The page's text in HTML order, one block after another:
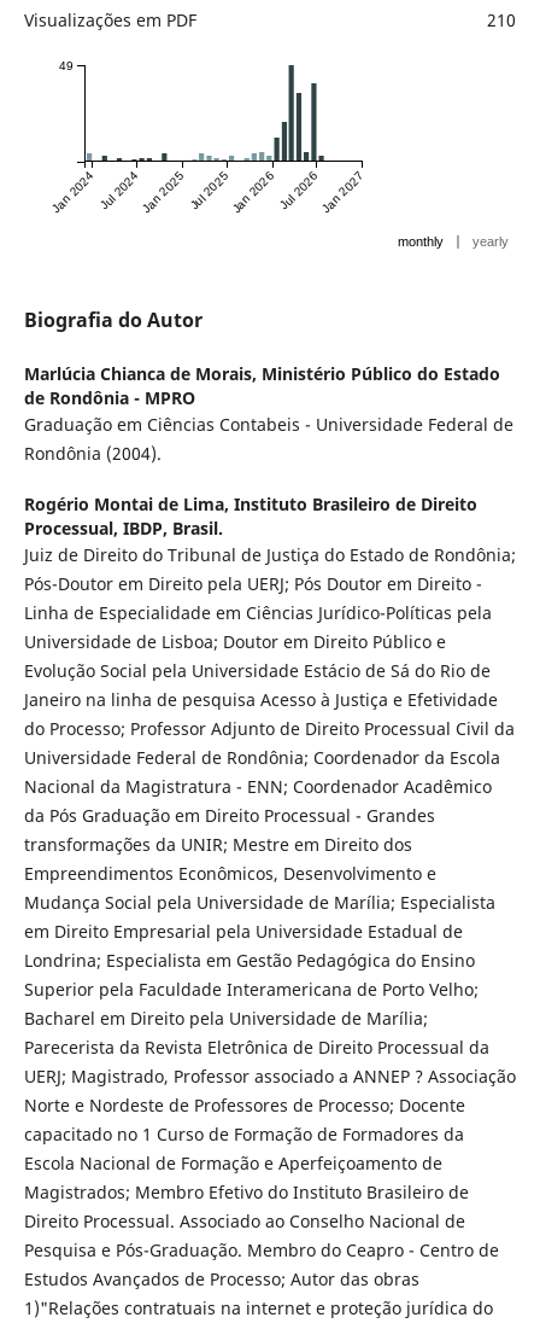
Visualizações em PDF 210
Jan 2024Jul 2024Jan 2025Jul 2025Jan 2026Jul 2026Jan 2027
49
monthly | yearly
Biografia do Autor
Marlúcia Chianca de Morais, Ministério Público do Estado
de Rondônia - MPRO
Graduação em Ciências Contabeis - Universidade Federal de
Rondônia (2004).
Rogério Montai de Lima, Instituto Brasileiro de Direito
Processual, IBDP, Brasil.
Juiz de Direito do Tribunal de Justiça do Estado de Rondônia;
Pós-Doutor em Direito pela UERJ; Pós Doutor em Direito -
Linha de Especialidade em Ciências Jurídico-Políticas pela
Universidade de Lisboa; Doutor em Direito Público e
Evolução Social pela Universidade Estácio de Sá do Rio de
Janeiro na linha de pesquisa Acesso à Justiça e Efetividade
do Processo; Professor Adjunto de Direito Processual Civil da
Universidade Federal de Rondônia; Coordenador da Escola
Nacional da Magistratura - ENN; Coordenador Acadêmico
da Pós Graduação em Direito Processual - Grandes
transformações da UNIR; Mestre em Direito dos
Empreendimentos Econômicos, Desenvolvimento e
Mudança Social pela Universidade de Marília; Especialista
em Direito Empresarial pela Universidade Estadual de
Londrina; Especialista em Gestão Pedagógica do Ensino
Superior pela Faculdade Interamericana de Porto Velho;
Bacharel em Direito pela Universidade de Marília;
Parecerista da Revista Eletrônica de Direito Processual da
UERJ; Magistrado, Professor associado a ANNEP ? Associação
Norte e Nordeste de Professores de Processo; Docente
capacitado no 1 Curso de Formação de Formadores da
Escola Nacional de Formação e Aperfeiçoamento de
Magistrados; Membro Efetivo do Instituto Brasileiro de
Direito Processual. Associado ao Conselho Nacional de
Pesquisa e Pós-Graduação. Membro do Ceapro - Centro de
Estudos Avançados de Processo; Autor das obras
1)"Relações contratuais na internet e proteção jurídica do